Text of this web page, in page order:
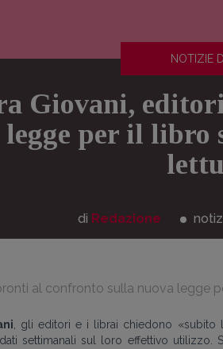
NOTIZIE
Giovani,
per il libro
di Redazione
al confronto sulla nuova legge
, gli editori e i librai chiedono «subito
settimanali sul loro effettivo utilizzo.